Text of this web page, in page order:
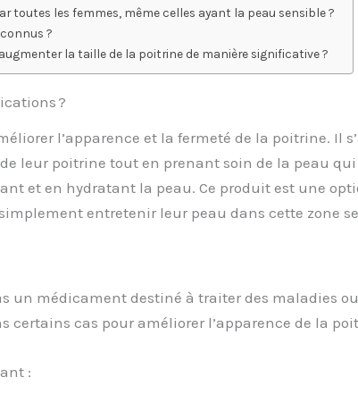
toutes les femmes, même celles ayant la peau sensible ?
?
la taille de la poitrine de manière significative ?
?
l’apparence et la fermeté de la poitrine. Il
leur poitrine tout en prenant soin de la peau
et en hydratant la peau. Ce produit est une
entretenir leur peau dans cette zone
un médicament destiné à traiter des maladies
cas pour améliorer l’apparence de la
: